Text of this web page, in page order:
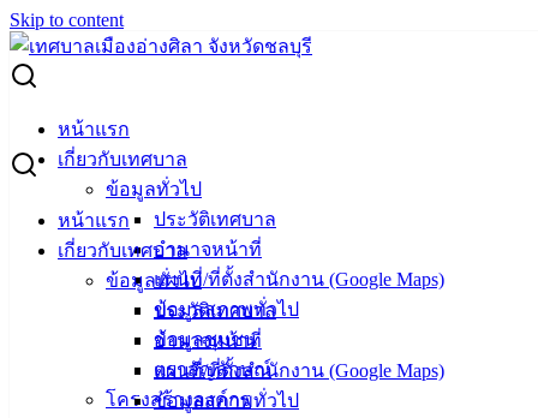
Skip to content
หน้าแรก
เกี่ยวกับเทศบาล
ข้อมูลทั่วไป
ประวัติเทศบาล
อำนาจหน้าที่
แผนที่/ที่ตั้งสำนักงาน (Google Maps)
ข้อมูลสภาพทั่วไป
ข้อมูลชุมชน
ตราสัญลักษณ์
โครงสร้างองค์กร
หน้าแรก
เกี่ยวกับเทศบาล
ข้อมูลทั่วไป
ประวัติเทศบาล
อำนาจหน้าที่
แผนที่/ที่ตั้งสำนักงาน (Google Maps)
ข้อมูลสภาพทั่วไป
Search for:
แผนการดำเนินงาน ประจำปีงบประมาณ พ.ศ. 2564
แผนการดำเนินงาน ประจำปีงบประมาณ
พ.ศ. 2564
กันยายน 9, 2020 มีนาคม 30, 2022
แผนการดำเนินงาน
แผนการดำเนินงาน ประจำปีงบประมาณ พ.ศ. 2564